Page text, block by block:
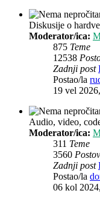
Diskusije o
Moderator/ica:
875 Teme
12538
Zadnji post
Postao/la
19 vel
Audio, video,
Moderator/ica:
311 Teme
3560
Zadnji post
Postao/la
06 kol